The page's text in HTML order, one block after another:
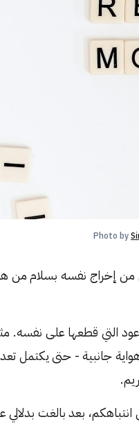
Photo by
من إخراج نفسه بسلام من
التي قطعها على نفسه.
جانبية - حتى يكتمل
بعد بالغت بدلالي